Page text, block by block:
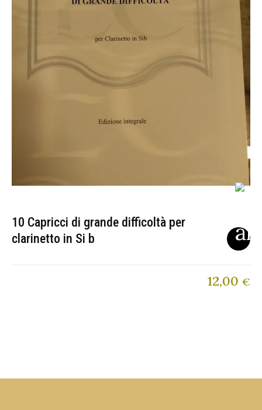
10 Capricci di grande difficoltà per
clarinetto in Si b
12,00 €